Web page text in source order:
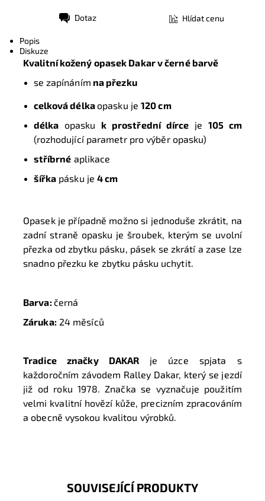
Dotaz Hlídat cenu
Popis
Diskuze
Kvalitní kožený opasek Dakarv černé barvě
se zapínáním na přezku
celková délkaopasku je 120 cm
délka opasku k prostřední dírce je 105 cm
(rozhodující parametr pro výběr opasku)
stříbrné aplikace
šířka pásku je4 cm
Opasek je případně možno si jednoduše zkrátit, na
zadní straně opasku je šroubek, kterým se uvolní
přezka od zbytku pásku, pásek se zkrátí a zase lze
snadno přezku ke zbytku pásku uchytit.
Barva:černá
Záruka:24 měsíců
Tradice značky DAKAR
je úzce spjata s
každoročním závodem Ralley Dakar, který se jezdí
již od roku 1978. Značka se vyznačuje použitím
velmi kvalitní hovězí kůže, precizním zpracováním
a obecně vysokou kvalitou výrobků.
SOUVISEJÍCÍ PRODUKTY